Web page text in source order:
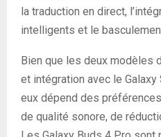
la traduction en direct,
intelligents et le
Bien que les deux modèles
et intégration avec le Galaxy
eux dépend des
de qualité sonore, de